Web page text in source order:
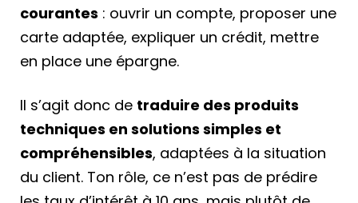
courantes : ouvrir un compte, proposer une
carte adaptée, expliquer un crédit, mettre
en place une épargne.
Il s’agit donc de traduire des produits
techniques en solutions simples et
compréhensibles, adaptées à la situation
du client. Ton rôle, ce n’est pas de prédire